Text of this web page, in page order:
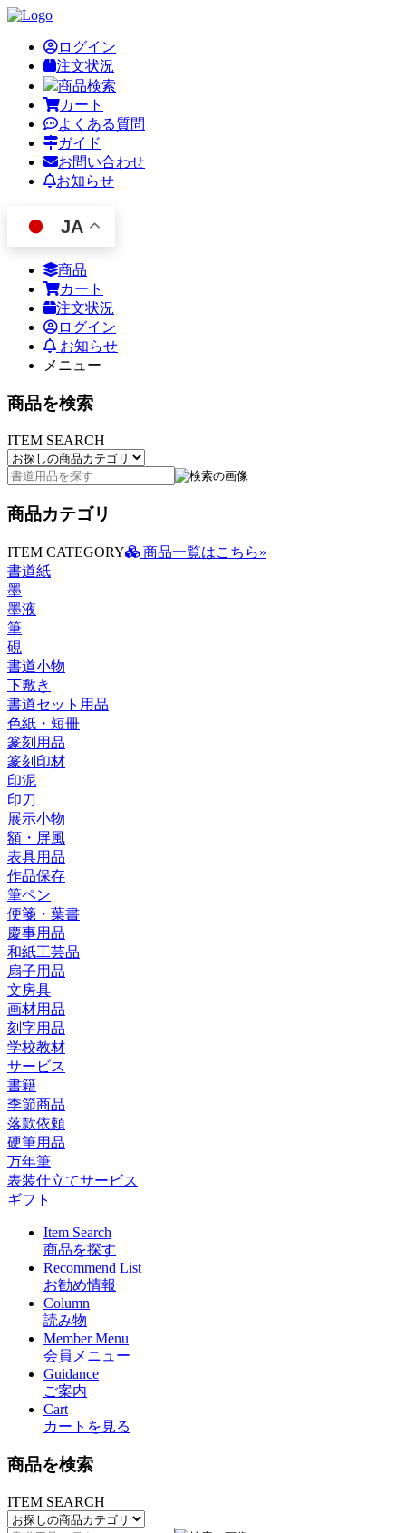
ログイン
注文状況
商品検索
カート
よくある質問
ガイド
お問い合わせ
お知らせ
JA
商品
カート
注文状況
ログイン
お知らせ
メニュー
商品を検索
ITEM SEARCH
商品カテゴリ
ITEM CATEGORY
商品一覧はこちら»
書道紙
墨
墨液
筆
硯
書道小物
下敷き
書道セット用品
色紙・短冊
篆刻用品
篆刻印材
印泥
印刀
展示小物
額・屏風
表具用品
作品保存
筆ペン
便箋・葉書
慶事用品
和紙工芸品
扇子用品
文房具
画材用品
刻字用品
学校教材
サービス
書籍
季節商品
落款依頼
硬筆用品
万年筆
表装仕立てサービス
ギフト
Item Search
商品を探す
Recommend List
お勧め情報
Column
読み物
Member Menu
会員メニュー
Guidance
ご案内
Cart
カートを見る
商品を検索
ITEM SEARCH